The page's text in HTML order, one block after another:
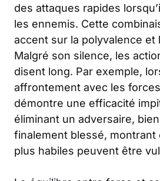
des attaques rapides
les ennemis. Cette
accent sur la polyvalence et
Malgré son silence, les
disent long. Par exemple,
affrontement avec les
démontre une efficacité
éliminant un adversaire,
finalement blessé, montrant
plus habiles peuvent être